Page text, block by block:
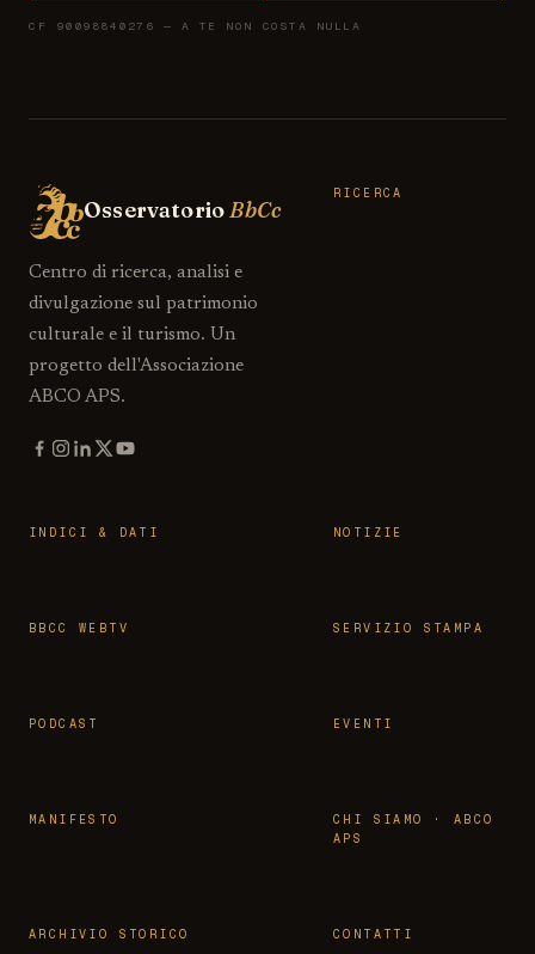
CF 90098840276 — A TE NON COSTA NULLA
OsservatorioBbCc
Centro di ricerca, analisi e
divulgazione sul patrimonio
culturale e il turismo. Un
progetto dell'Associazione
ABCO APS.
RICERCA
INDICI & DATI NOTIZIE
BBCC WEBTV SERVIZIO STAMPA
PODCAST EVENTI
MANIFESTO
CHI SIAMO · ABCO
APS
ARCHIVIO STORICO CONTATTI